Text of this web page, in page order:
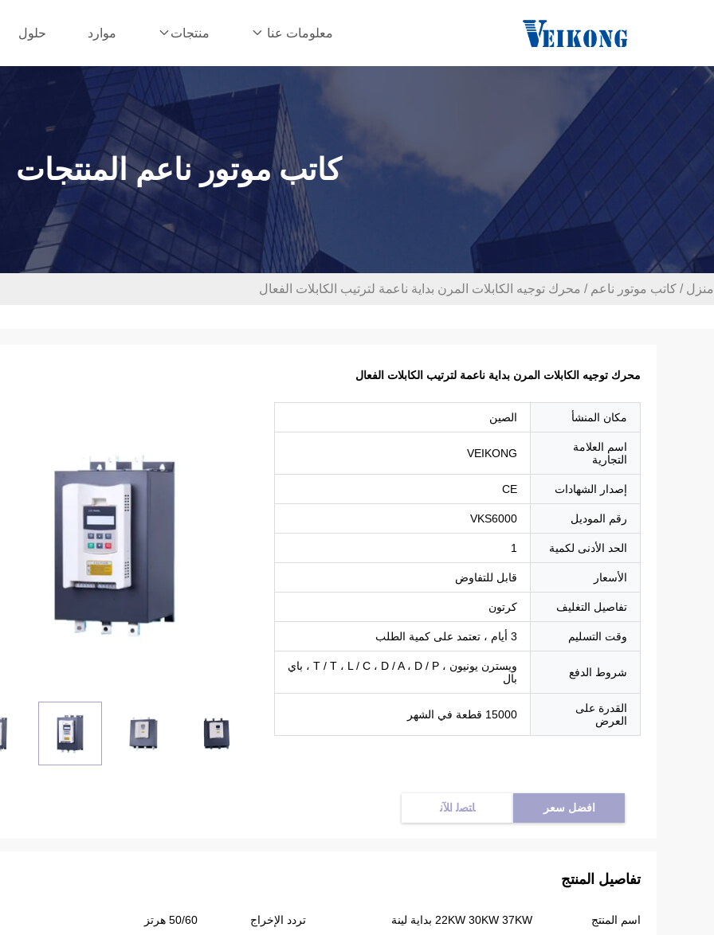
معلومات عنا منتجات موارد حلول
كاتب موتور ناعم المنتجات
منزل / كاتب موتور ناعم / محرك توجيه الكابلات المرن بداية ناعمة لترتيب الكابلات الفعال
محرك توجيه الكابلات المرن بداية ناعمة لترتيب الكابلات الفعال
مكان المنشأ الصين
اسم العلامة
التجارية
VEIKONG
إصدار الشهادات CE
رقم الموديل VKS6000
الحد الأدنى لكمية 1
الأسعار قابل للتفاوض
تفاصيل التغليف كرتون
وقت التسليم 3 أيام ، تعتمد على كمية الطلب
شروط الدفع
ويسترن يونيون ، T / T ، L / C ، D / A ، D / P ، باي
بال
القدرة على
العرض
15000 قطعة في الشهر
افضل سعر ﺎﺘﺼﻟ ﺍﻶﻧ
تفاصيل المنتج
اسم المنتج 22KW 30KW 37KW بداية لينة تردد الإخراج 50/60 هرتز